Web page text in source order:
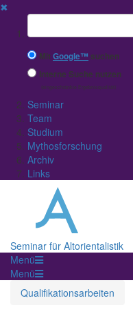
✖
Suchbegriff
MitGoogle™ suchen
Interne Suche nutzen
(eingeschränkte Ergebnisqualität)
Seminar
Team
Studium
Mythosforschung
Archiv
Links
Seminar für Altorientalistik
Menü
Menü
Qualifikationsarbeiten